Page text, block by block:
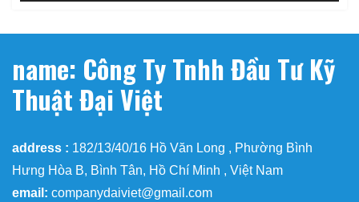
name: Công Ty Tnhh Đầu Tư Kỹ
Thuật Đại Việt
address : 182/13/40/16 Hồ Văn Long , Phường Bình
Hưng Hòa B, Bình Tân, Hồ Chí Minh , Việt Nam
email: companydaiviet@gmail.com